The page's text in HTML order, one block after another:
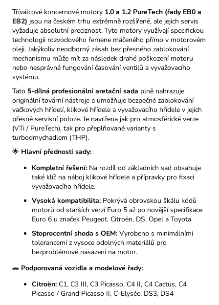
Tříválcové koncernové motory 1.0 a 1.2 PureTech (řady EB0 a
EB2) jsou na českém trhu extrémně rozšířené, ale jejich servis
vyžaduje absolutní preciznost. Tyto motory využívají specifickou
technologii rozvodového řemene máčeného přímo v motorovém
oleji. Jakýkoliv neodborný zásah bez přesného zablokování
mechanismu může mít za následek drahé poškození motoru
nebo nesprávné fungování časování ventilů a vyvažovacího
systému.
Tato 5-dílná profesionální aretační sada plně nahrazuje
originální tovární nástroje a umožňuje bezpečné zablokování
vačkových hřídelí, klikové hřídele a vyvažovacího hřídele v jejich
přesné servisní poloze. Je navržena jak pro atmosférické verze
(VTi / PureTech), tak pro přeplňované varianty s
turbodmychadlem (THP).
🌟 Hlavní přednosti sady:
Kompletní řešení: Na rozdíl od základních sad obsahuje
také klíč na náboj klikové hřídele a přípravky pro fixaci
vyvažovacího hřídele.
Vysoká kompatibilita: Pokrývá obrovskou škálu kódů
motorů od starších verzí Euro 5 až po novější specifikace
Euro 6 u značek Peugeot, Citroën, DS, Opel a Toyota.
Stoprocentní shoda s OEM: Vyrobeno s minimálními
tolerancemi z vysoce odolných materiálů pro
bezproblémové nasazení na motor.
🚗 Podporovaná vozidla a modelové řady:
Citroën: C1, C3 III, C3 Picasso, C4 II, C4 Cactus, C4
Picasso / Grand Picasso II, C-Elysée, DS3, DS4